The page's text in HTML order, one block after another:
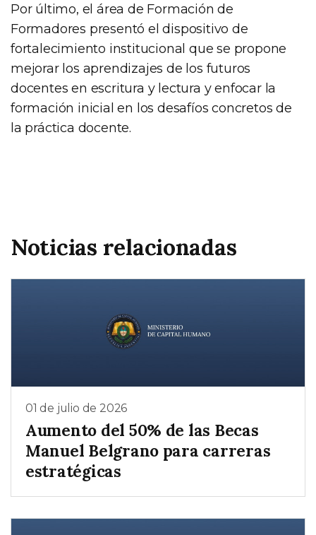
Por último, el área de Formación de
Formadores presentó el dispositivo de
fortalecimiento institucional que se propone
mejorar los aprendizajes de los futuros
docentes en escritura y lectura y enfocar la
formación inicial en los desafíos concretos de
la práctica docente.
Noticias relacionadas
01 de julio de 2026
Aumento del 50% de las Becas
Manuel Belgrano para carreras
estratégicas